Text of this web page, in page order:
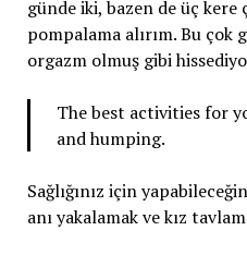
günde iki, bazen de üç kere
pompalama alırım. Bu çok
orgazm olmuş gibi
The best activities for
and humping.
Sağlığınız için
anı yakalamak ve kız